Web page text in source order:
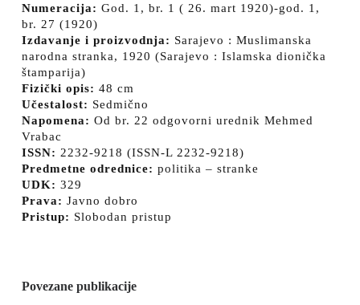
Numeracija: God. 1, br. 1 ( 26. mart 1920)-god. 1,
br. 27 (1920)
Izdavanje i proizvodnja: Sarajevo : Muslimanska
narodna stranka, 1920 (Sarajevo : Islamska dionička
štamparija)
Fizički opis: 48 cm
Učestalost: Sedmično
Napomena: Od br. 22 odgovorni urednik Mehmed
Vrabac
ISSN: 2232-9218 (ISSN-L 2232-9218)
Predmetne odrednice: politika – stranke
UDK: 329
Prava: Javno dobro
Pristup: Slobodan pristup
Povezane publikacije